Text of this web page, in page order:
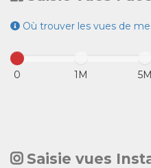
Où trouver les vues de
0 1M 5M
Saisie vues